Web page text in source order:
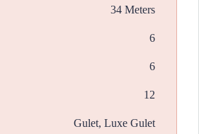
34 Meters
6
6
12
Gulet, Luxe Gulet